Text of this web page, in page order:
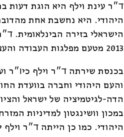
ד״ר עינת וילף היא הוגת דעות
היהודי. היא נחשבת אחת
2013 מטעם מפלגות העבודה והעצמאות.
בכנסת שירתה ד״ר וילף כיו״ר
והעם היהודי וחברה בוועדת
הדה-לגיטמיציה של ישראל
במכון וושינגטון למדיניות
היהודי. כמו כן הייתה ד״ר